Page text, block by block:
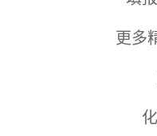
更多